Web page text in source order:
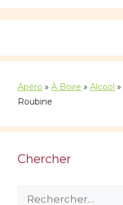
Apéro » À Boire » Alcool »
Roubine
Chercher
Rechercher :